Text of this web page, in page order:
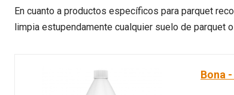
En cuanto a productos específicos para parquet
limpia estupendamente cualquier suelo de parquet
Bona